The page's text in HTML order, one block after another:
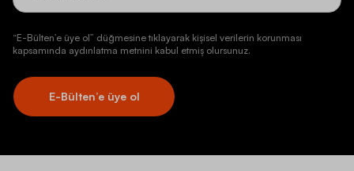
“E-Bülten’e üye ol” düğmesine tıklayarak kişisel verilerin korunması
kapsamında aydınlatma metnini kabul etmiş olursunuz.
E-Bülten’e üye ol